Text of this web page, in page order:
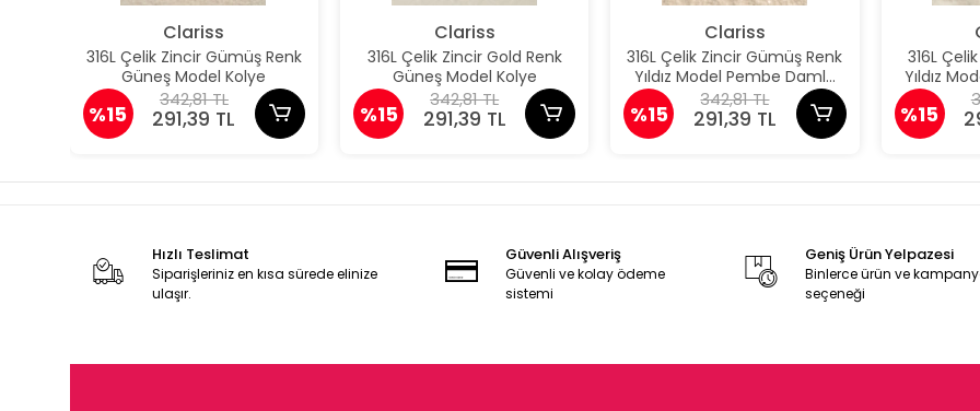
Clariss
316L Çelik Zincir Gümüş Renk
Güneş Model Kolye
%15
342,81 TL
291,39 TL
Clariss
316L Çelik Zincir Gold Renk
Güneş Model Kolye
%15
342,81 TL
291,39 TL
Clariss
316L Çelik Zincir Gümüş Renk
Yıldız Model Pembe Damla
Taş Model Kolye
%15
342,81 TL
291,39 TL
316L
Yıldız
%15
Hızlı Teslimat
Siparişleriniz en kısa sürede elinize
ulaşır.
Güvenli Alışveriş
Güvenli ve kolay ödeme
sistemi
Geniş Ürün Yelpazesi
Binlerce ürün ve
seçeneği